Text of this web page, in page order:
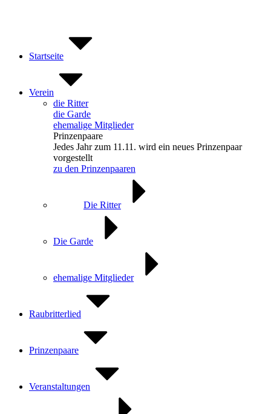
Startseite
Verein
die Ritter
die Garde
ehemalige Mitglieder
Prinzenpaare
Jedes Jahr zum 11.11. wird ein neues Prinzenpaar
vorgestellt
zu den Prinzenpaaren
Die Ritter
Die Garde
ehemalige Mitglieder
Raubritterlied
Prinzenpaare
Veranstaltungen